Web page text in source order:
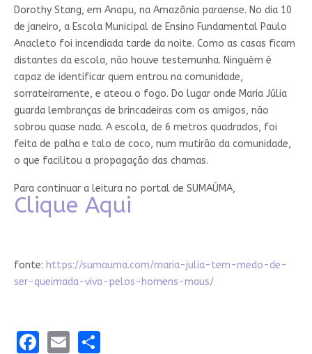
Dorothy Stang, em Anapu, na Amazônia paraense. No dia 10
de janeiro, a Escola Municipal de Ensino Fundamental Paulo
Anacleto foi incendiada tarde da noite. Como as casas ficam
distantes da escola, não houve testemunha. Ninguém é
capaz de identificar quem entrou na comunidade,
sorrateiramente, e ateou o fogo. Do lugar onde Maria Júlia
guarda lembranças de brincadeiras com os amigos, não
sobrou quase nada. A escola, de 6 metros quadrados, foi
feita de palha e talo de coco, num mutirão da comunidade,
o que facilitou a propagação das chamas.
Para continuar a leitura no portal de SUMAÚMA,
Clique Aqui
fonte: https://sumauma.com/maria-julia-tem-medo-de-
ser-queimada-viva-pelos-homens-maus/
Facebook
EmailShare